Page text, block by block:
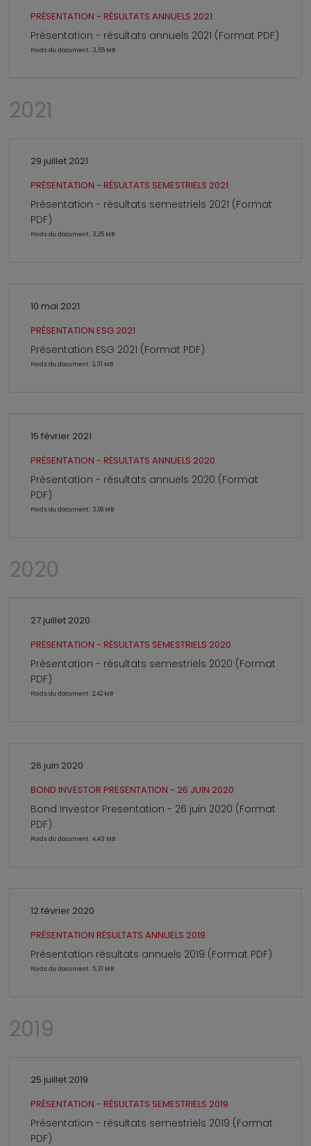
PRÉSENTATION - RÉSULTATS ANNUELS 2021
Présentation - résultats annuels 2021 (Format PDF)
Poids du document : 3,55 MB
2021
29 juillet 2021
PRÉSENTATION - RÉSULTATS SEMESTRIELS 2021
Présentation - résultats semestriels 2021 (Format
PDF)
Poids du document : 3,25 MB
10 mai 2021
PRÉSENTATION ESG 2021
Présentation ESG 2021 (Format PDF)
Poids du document : 2,31 MB
15 février 2021
PRÉSENTATION - RÉSULTATS ANNUELS 2020
Présentation - résultats annuels 2020 (Format
PDF)
Poids du document : 3,09 MB
2020
27 juillet 2020
PRÉSENTATION - RÉSULTATS SEMESTRIELS 2020
Présentation - résultats semestriels 2020 (Format
PDF)
Poids du document : 2,42 MB
26 juin 2020
BOND INVESTOR PRESENTATION - 26 JUIN 2020
Bond Investor Presentation - 26 juin 2020 (Format
PDF)
Poids du document : 4,43 MB
12 février 2020
PRÉSENTATION RÉSULTATS ANNUELS 2019
Présentation résultats annuels 2019 (Format PDF)
Poids du document : 5,31 MB
2019
25 juillet 2019
PRÉSENTATION - RÉSULTATS SEMESTRIELS 2019
Présentation - résultats semestriels 2019 (Format
PDF)